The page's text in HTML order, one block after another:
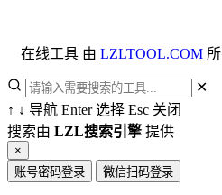
在线工具 由 LZLTOOL.COM
✕
↑ ↓ 导航 Enter选择 Esc 关闭
搜索由 LZL搜索引擎提供
×
账号密码登录
微信扫码登录